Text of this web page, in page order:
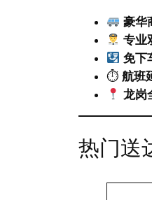
豪华
专业
免下
⏱ 航班
龙岗
热门送